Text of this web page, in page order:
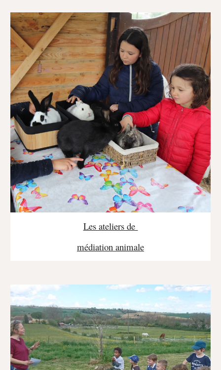
Les ateliers de
médiation animale